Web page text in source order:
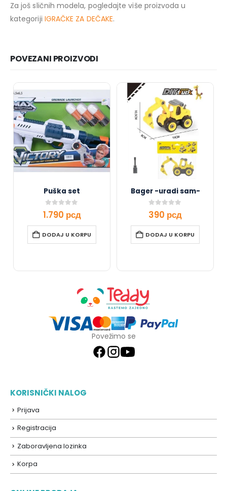
Za još sličnih modela, pogledajte više proizvoda u
kategoriji IGRAČKE ZA DEČAKE.
POVEZANI PROIZVODI
Puška set
0out of 5
1.790 рсд
DODAJ U KORPU
Bager -uradi sam-
0out of 5
390 рсд
DODAJ U KORPU
Povežimo se
KORISNIČKI NALOG
Prijava
Registracija
Zaboravljena lozinka
Korpa